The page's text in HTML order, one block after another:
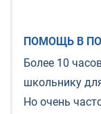
ПОМОЩЬ В
Более 10
школьнику
Но очень